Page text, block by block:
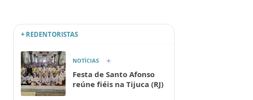
+ REDENTORISTAS
NOTÍCIAS
Festa de Santo Afonso
reúne fiéis na Tijuca (RJ)